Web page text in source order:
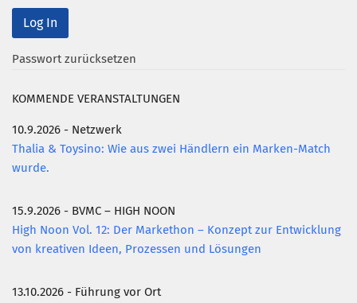
Passwort zurücksetzen
KOMMENDE VERANSTALTUNGEN
10.9.2026 - Netzwerk
Thalia & Toysino: Wie aus zwei Händlern ein Marken-Match
wurde.
15.9.2026 - BVMC – HIGH NOON
High Noon Vol. 12: Der Markethon – Konzept zur Entwicklung
von kreativen Ideen, Prozessen und Lösungen
13.10.2026 - Führung vor Ort